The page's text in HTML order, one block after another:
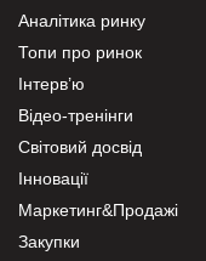
Аналітика ринку
Топи про ринок
Інтерв’ю
Відео-тренінги
Світовий досвід
Інновації
Маркетинг&Продажі
Закупки